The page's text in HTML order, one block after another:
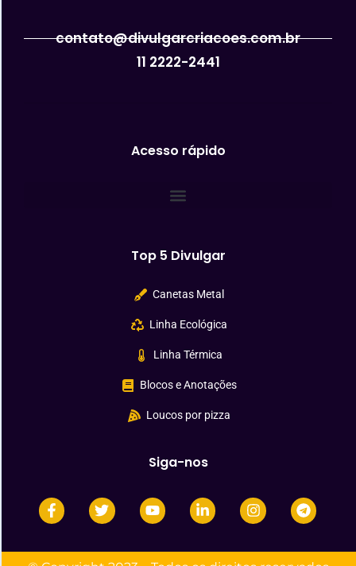
contato@divulgarcriacoes.com.br
11 2222-2441
Acesso rápido
Top 5 Divulgar
Canetas Metal
Linha Ecológica
Linha Térmica
Blocos e Anotações
Loucos por pizza
Siga-nos